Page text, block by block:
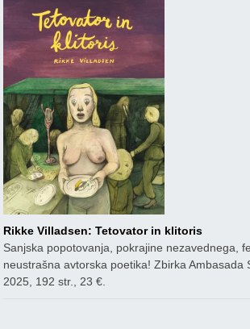
Rikke Villadsen: Tetovator in klitoris
Sanjska popotovanja, pokrajine nezavednega,
neustrašna avtorska poetika! Zbirka Ambasada
2025, 192 str., 23 €.